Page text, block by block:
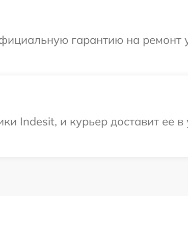
гарантию на ремонт
Indesit, и курьер доставит ее в